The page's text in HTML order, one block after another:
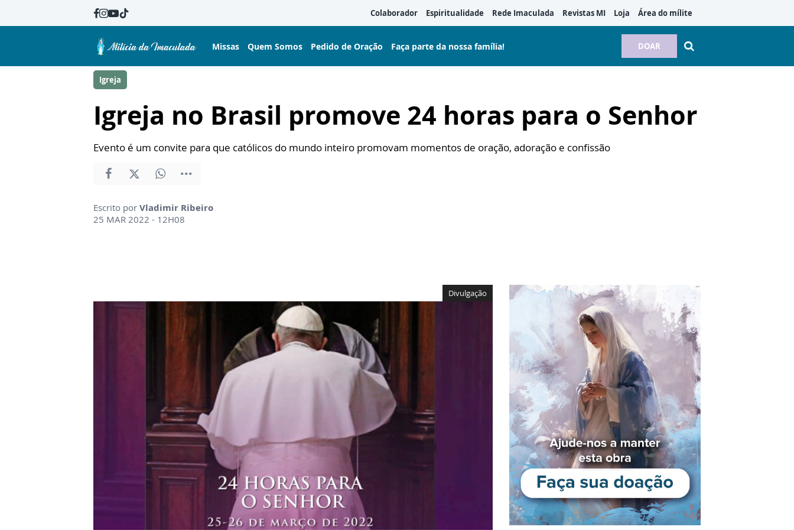
Colaborador Espiritualidade Rede Imaculada Revistas MI Loja Área do mílite
Missas Quem Somos Pedido de Oração Faça parte da nossa família! DOAR
Igreja
Igreja no Brasil promove 24 horas para o Senhor
Evento é um convite para que católicos do mundo inteiro promovam momentos de oração, adoração e confissão
Escrito por Vladimir Ribeiro
25 MAR 2022 - 12H08
Divulgação